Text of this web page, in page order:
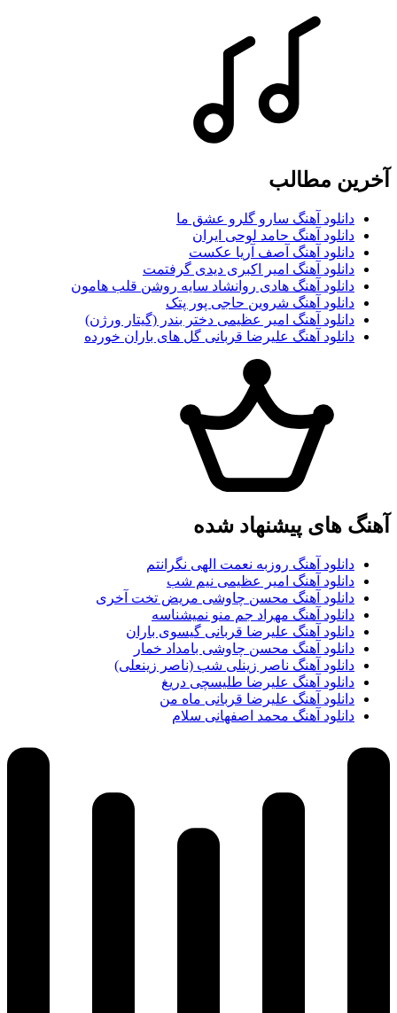
آخرین مطالب
دانلود آهنگ سارو گلرو عشق ما
دانلود آهنگ حامد لوحی ایران
دانلود آهنگ آصف آریا عکست
دانلود آهنگ امیر اکبری دیدی گرفتمت
دانلود آهنگ هادی روانشاد سایه روشن قلب هامون
دانلود آهنگ شروین حاجی پور پتک
دانلود آهنگ امیر عظیمی دختر بندر (گیتار ورژن)
دانلود آهنگ علیرضا قربانی گل های باران خورده
آهنگ های پیشنهاد شده
دانلود آهنگ روزبه نعمت الهی نگرانتم
دانلود آهنگ امیر عظیمی نیم شب
دانلود آهنگ محسن چاوشی مریض تخت آخری
دانلود آهنگ مهراد جم منو نمیشناسه
دانلود آهنگ علیرضا قربانی گیسوی باران
دانلود آهنگ محسن چاوشی بامداد خمار
دانلود آهنگ ناصر زینلی شب (ناصر زینعلی)
دانلود آهنگ علیرضا طلیسچی دریغ
دانلود آهنگ علیرضا قربانی ماه من
دانلود آهنگ محمد اصفهانی سلام